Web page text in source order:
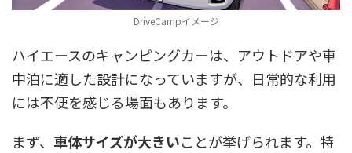
DriveCampイメージ
ハイエースのキャンピングカーは、アウトドアや車
中泊に適した設計になっていますが、日常的な利用
には不便を感じる場面もあります。
まず、 車体サイズが大きいことが挙げられます。特